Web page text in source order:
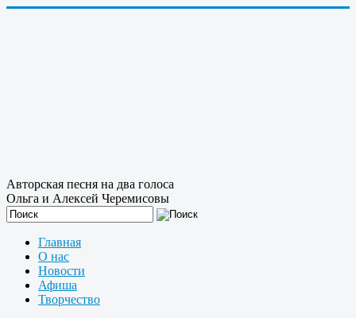
Авторская песня на два голоса
Ольга и Алексей Черемисовы
Главная
О нас
Новости
Афиша
Творчество